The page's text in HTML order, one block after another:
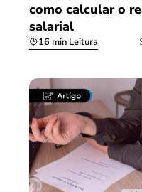
como calcular o
salarial
16 min Leitura